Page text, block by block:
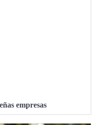
empresas